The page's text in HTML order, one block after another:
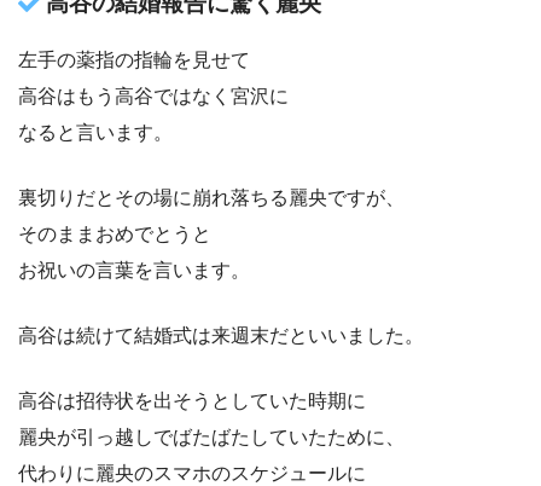
左手の薬指の指輪を見せて
高谷はもう高谷ではなく宮沢に
なると言います。
裏切りだとその場に崩れ落ちる麗央ですが、
そのままおめでとうと
お祝いの言葉を言います。
高谷は続けて結婚式は来週末だといいました。
高谷は招待状を出そうとしていた時期に
麗央が引っ越しでばたばたしていたために、
代わりに麗央のスマホのスケジュールに